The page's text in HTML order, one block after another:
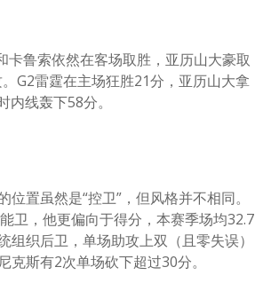
鲁索依然在客场取胜，亚历山大豪取
G2雷霆在主场狂胜21分，亚历山大拿
线轰下58分。
置虽然是“控卫”，但风格并不相同。
卫，他更偏向于得分，本赛季场均32.7
织后卫，单场助攻上双（且零失误）
斯有2次单场砍下超过30分。